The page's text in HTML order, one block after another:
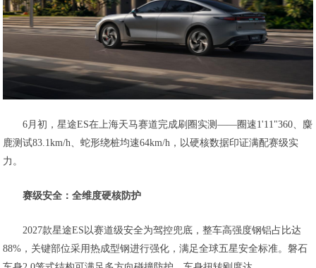
6月初，星途ES在上海天马赛道完成刷圈实测——圈速1'11"360、麋
鹿测试83.1km/h、蛇形绕桩均速64km/h，以硬核数据印证满配赛级实
力。
赛级安全：全维度硬核防护
2027款星途ES以赛道级安全为驾控兜底，整车高强度钢铝占比达
88%，关键部位采用热成型钢进行强化，满足全球五星安全标准。磐石